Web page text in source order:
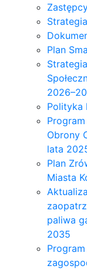
Strategia
Plan
Polityka
Obrony
lata
Plan
Miasta
paliwa
2035